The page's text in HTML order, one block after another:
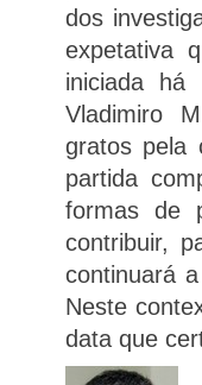
dos
expetativa
iniciada há
Vladimiro
gratos pela
partida
formas de
contribuir,
continuará
Neste
data que